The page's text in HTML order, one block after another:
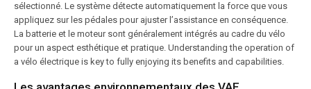
sélectionné. Le système détecte automatiquement la force que vous
appliquez sur les pédales pour ajuster l’assistance en conséquence.
La batterie et le moteur sont généralement intégrés au cadre du vélo
pour un aspect esthétique et pratique. Understanding the operation of
a vélo électrique is key to fully enjoying its benefits and capabilities.